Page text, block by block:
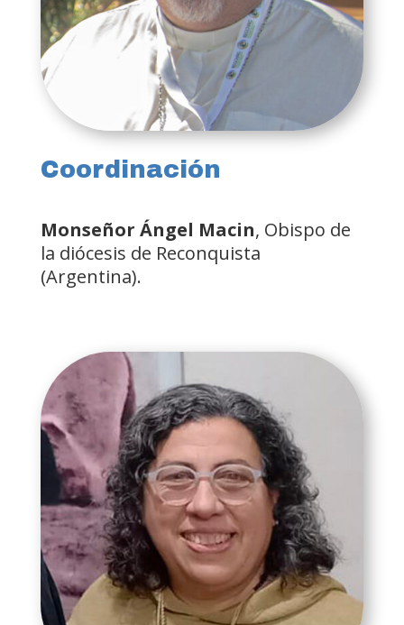
Coordinación
Monseñor Ángel Macin, Obispo de
la diócesis de Reconquista
(Argentina).